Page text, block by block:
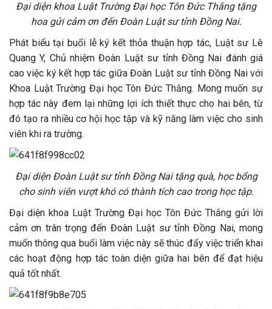
Đại diện khoa Luật Trường Đại học Tôn Đức Thắng tặng
hoa gửi cảm ơn đến Đoàn Luật sư tỉnh Đồng Nai.
Phát biểu tại buổi lễ ký kết thỏa thuận hợp tác, Luật sư Lê
Quang Y, Chủ nhiệm Đoàn Luật sư tỉnh Đồng Nai đánh giá
cao việc ký kết hợp tác giữa Đoàn Luật sư tỉnh Đồng Nai với
Khoa Luật Trường Đại học Tôn Đức Thắng. Mong muốn sự
hợp tác này đem lại những lợi ích thiết thực cho hai bên, từ
đó tạo ra nhiều cơ hội học tập và kỹ năng làm việc cho sinh
viên khi ra trường.
Đại diện Đoàn Luật sư tỉnh Đồng Nai tặng quà, học bổng
cho sinh viên vượt khó có thành tích cao trong học tập.
Đại diện khoa Luật Trường Đại học Tôn Đức Thắng gửi lời
cảm ơn trân trọng đến Đoàn Luật sư tỉnh Đồng Nai, mong
muốn thông qua buổi làm việc này sẽ thúc đẩy việc triển khai
các hoạt động hợp tác toàn diện giữa hai bên để đạt hiệu
quả tốt nhất.